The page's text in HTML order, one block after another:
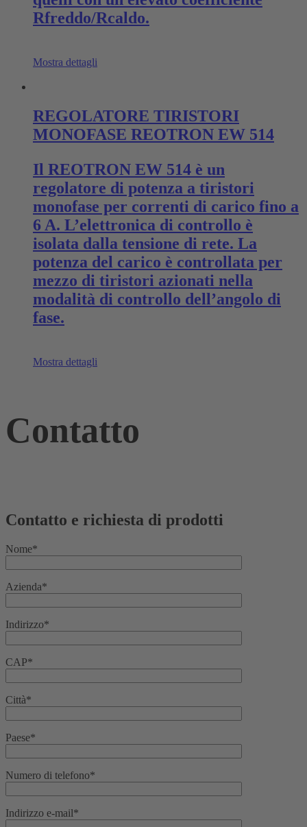
Rfreddo/Rcaldo.
Mostra dettagli
REGOLATORE TIRISTORI
MONOFASE REOTRON EW 514
Il REOTRON EW 514 è un
regolatore di potenza a tiristori
monofase per correnti di carico fino a
6 A. L’elettronica di controllo è
isolata dalla tensione di rete. La
potenza del carico è controllata per
mezzo di tiristori azionati nella
modalità di controllo dell’angolo di
fase.
Mostra dettagli
Contatto
Contatto e richiesta di prodotti
Nome*
Azienda*
Indirizzo*
CAP*
Città*
Paese*
Numero di telefono*
Indirizzo e-mail*